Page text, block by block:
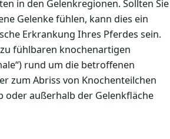
in den Gelenkregionen. Sollten Sie
Gelenke fühlen, kann dies ein
Erkrankung Ihres Pferdes sein.
fühlbaren knochenartigen
rund um die betroffenen
zum Abriss von Knochenteilchen
oder außerhalb der Gelenkfläche